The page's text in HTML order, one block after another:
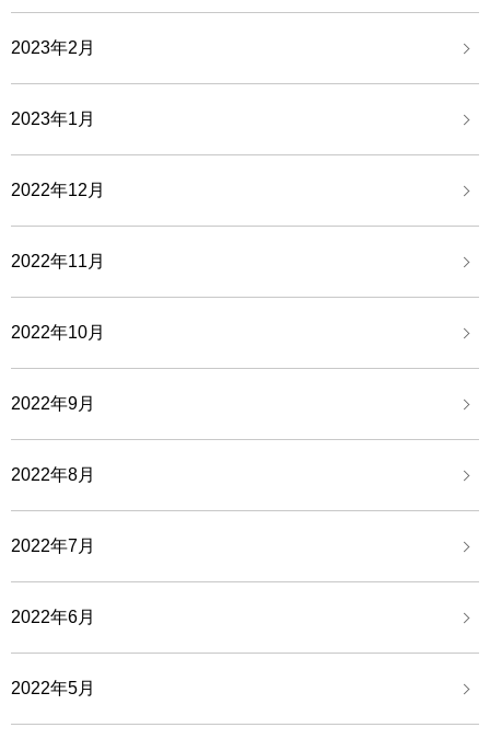
2023年2月
2023年1月
2022年12月
2022年11月
2022年10月
2022年9月
2022年8月
2022年7月
2022年6月
2022年5月